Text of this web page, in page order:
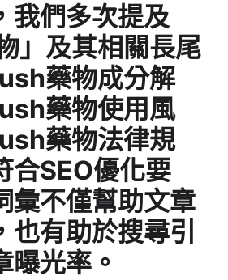
我們多次提及
」及其相關長尾
藥物成分解
藥物使用風
藥物法律規
合SEO優化要
彙不僅幫助文章
也有助於搜尋引
曝光率。